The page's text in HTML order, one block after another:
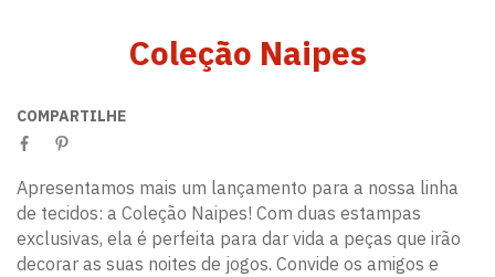
Coleção Naipes
COMPARTILHE
Apresentamos mais um lançamento para a nossa linha
de tecidos: a Coleção Naipes! Com duas estampas
exclusivas, ela é perfeita para dar vida a peças que irão
decorar as suas noites de jogos. Convide os amigos e